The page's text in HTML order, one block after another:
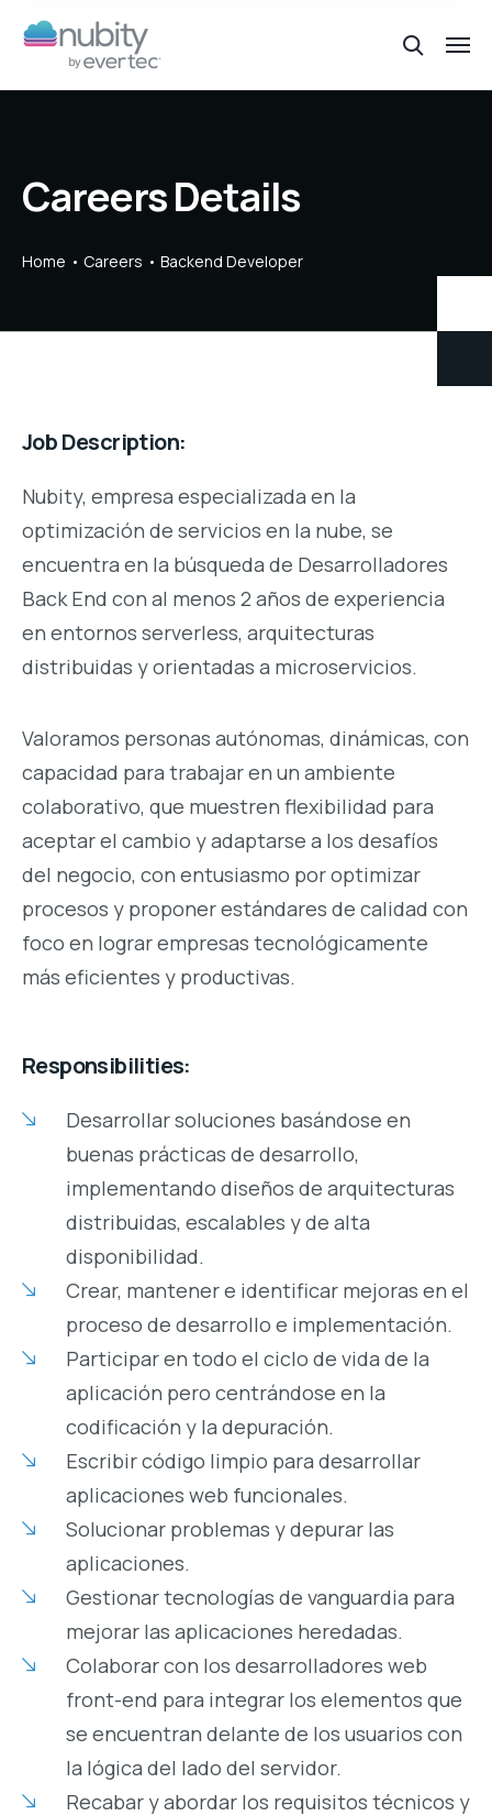
Careers Details
Home Careers Backend Developer
Job Description:
Nubity, empresa especializada en la
optimización de servicios en la nube, se
encuentra en la búsqueda de Desarrolladores
Back End con al menos 2 años de experiencia
en entornos serverless, arquitecturas
distribuidas y orientadas a microservicios.
Valoramos personas autónomas, dinámicas, con
capacidad para trabajar en un ambiente
colaborativo, que muestren flexibilidad para
aceptar el cambio y adaptarse a los desafíos
del negocio, con entusiasmo por optimizar
procesos y proponer estándares de calidad con
foco en lograr empresas tecnológicamente
más eficientes y productivas.
Responsibilities:
Desarrollar soluciones basándose en
buenas prácticas de desarrollo,
implementando diseños de arquitecturas
distribuidas, escalables y de alta
disponibilidad.
Crear, mantener e identificar mejoras en el
proceso de desarrollo e implementación.
Participar en todo el ciclo de vida de la
aplicación pero centrándose en la
codificación y la depuración.
Escribir código limpio para desarrollar
aplicaciones web funcionales.
Solucionar problemas y depurar las
aplicaciones.
Gestionar tecnologías de vanguardia para
mejorar las aplicaciones heredadas.
Colaborar con los desarrolladores web
front-end para integrar los elementos que
se encuentran delante de los usuarios con
la lógica del lado del servidor.
Recabar y abordar los requisitos técnicos y